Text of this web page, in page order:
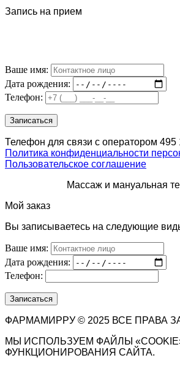
Запись на прием
Ваше имя:
Дата рождения:
Телефон:
Телефон для связи с оператором 495
Политика конфиденциальности
Пользовательское соглашение
Массаж и мануальная
Мой заказ
Вы записываетесь на следующие
Ваше имя:
Дата рождения:
Телефон:
ФАРМАМИРРУ © 2025 ВСЕ ПРАВА
МЫ ИСПОЛЬЗУЕМ ФАЙЛЫ
ФУНКЦИОНИРОВАНИЯ САЙТА.